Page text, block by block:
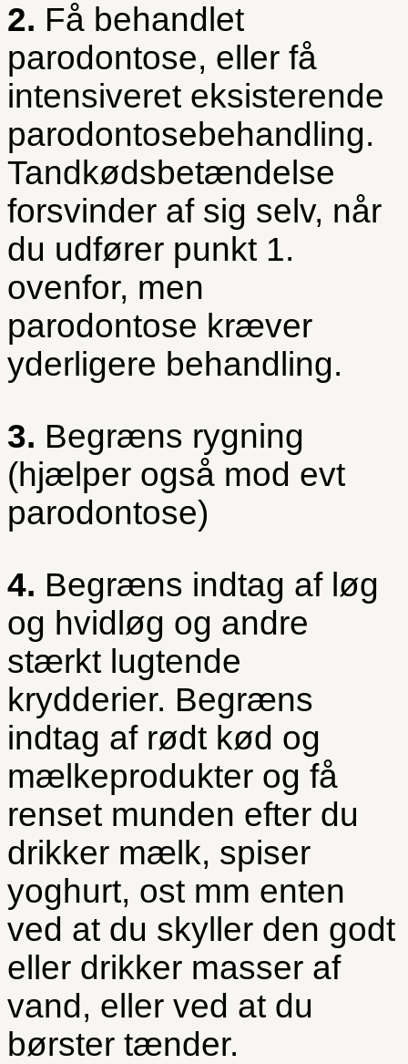
2. Få behandlet
parodontose, eller få
intensiveret eksisterende
parodontosebehandling.
Tandkødsbetændelse
forsvinder af sig selv, når
du udfører punkt 1.
ovenfor, men
parodontose kræver
yderligere behandling.
3. Begræns rygning
(hjælper også mod evt
parodontose)
4. Begræns indtag af løg
og hvidløg og andre
stærkt lugtende
krydderier. Begræns
indtag af rødt kød og
mælkeprodukter og få
renset munden efter du
drikker mælk, spiser
yoghurt, ost mm enten
ved at du skyller den godt
eller drikker masser af
vand, eller ved at du
børster tænder.